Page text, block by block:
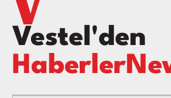
Vestel'den